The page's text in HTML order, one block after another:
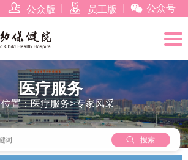
 公众版  员工版  公众号
 搜索
医疗服务
位置：医疗服务>专家风采